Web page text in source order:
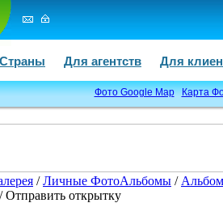
Страны Для агентств Для
Фото Google Map Карта
/Личные ФотоАльбомы /
/ Отправить открытку